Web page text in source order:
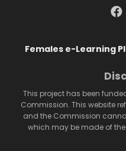
Females e-Learning
This project has been
Commission. This website
and the Commission
which may be made of